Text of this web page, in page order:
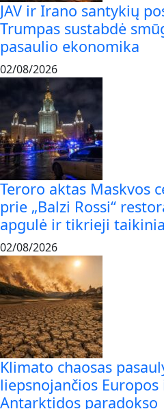
JAV ir Irano santykių
Trumpas sustabdė
pasaulio ekonomika
02/08/2026
Teroro aktas Maskvos
prie „Balzi Rossi“
apgulė ir tikrieji
02/08/2026
Klimato chaosas
liepsnojančios
Antarktidos paradokso